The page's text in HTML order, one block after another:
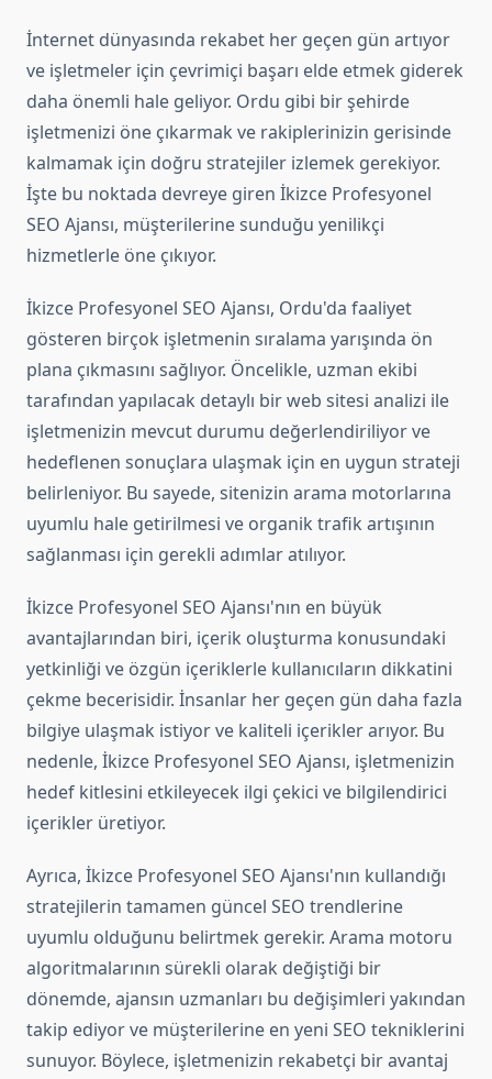
İnternet dünyasında rekabet her geçen gün artıyor
ve işletmeler için çevrimiçi başarı elde etmek giderek
daha önemli hale geliyor. Ordu gibi bir şehirde
işletmenizi öne çıkarmak ve rakiplerinizin gerisinde
kalmamak için doğru stratejiler izlemek gerekiyor.
İşte bu noktada devreye giren İkizce Profesyonel
SEO Ajansı, müşterilerine sunduğu yenilikçi
hizmetlerle öne çıkıyor.
İkizce Profesyonel SEO Ajansı, Ordu'da faaliyet
gösteren birçok işletmenin sıralama yarışında ön
plana çıkmasını sağlıyor. Öncelikle, uzman ekibi
tarafından yapılacak detaylı bir web sitesi analizi ile
işletmenizin mevcut durumu değerlendiriliyor ve
hedeflenen sonuçlara ulaşmak için en uygun strateji
belirleniyor. Bu sayede, sitenizin arama motorlarına
uyumlu hale getirilmesi ve organik trafik artışının
sağlanması için gerekli adımlar atılıyor.
İkizce Profesyonel SEO Ajansı'nın en büyük
avantajlarından biri, içerik oluşturma konusundaki
yetkinliği ve özgün içeriklerle kullanıcıların dikkatini
çekme becerisidir. İnsanlar her geçen gün daha fazla
bilgiye ulaşmak istiyor ve kaliteli içerikler arıyor. Bu
nedenle, İkizce Profesyonel SEO Ajansı, işletmenizin
hedef kitlesini etkileyecek ilgi çekici ve bilgilendirici
içerikler üretiyor.
Ayrıca, İkizce Profesyonel SEO Ajansı'nın kullandığı
stratejilerin tamamen güncel SEO trendlerine
uyumlu olduğunu belirtmek gerekir. Arama motoru
algoritmalarının sürekli olarak değiştiği bir
dönemde, ajansın uzmanları bu değişimleri yakından
takip ediyor ve müşterilerine en yeni SEO tekniklerini
sunuyor. Böylece, işletmenizin rekabetçi bir avantaj